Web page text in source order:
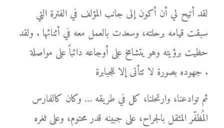
لقد أتيح لي أن أكون إلى جانب المؤلف في الفترة التي
سبقت قيامه برحلته، وسعدت بالعمل معه في أثنائها . ولقد
حظيت برؤيته وهو يتشامخ على أوجاعه دائباً على مواصلة
جهوده بصورة لا تتأتى إلا للجبابرة .
ثم توادعنا، وارتحلنا، كل في طريقه … وكان كالفارس
المُظفّر المثقل بالجراح، على جبينه قدر محتوم، وعلى ثغره